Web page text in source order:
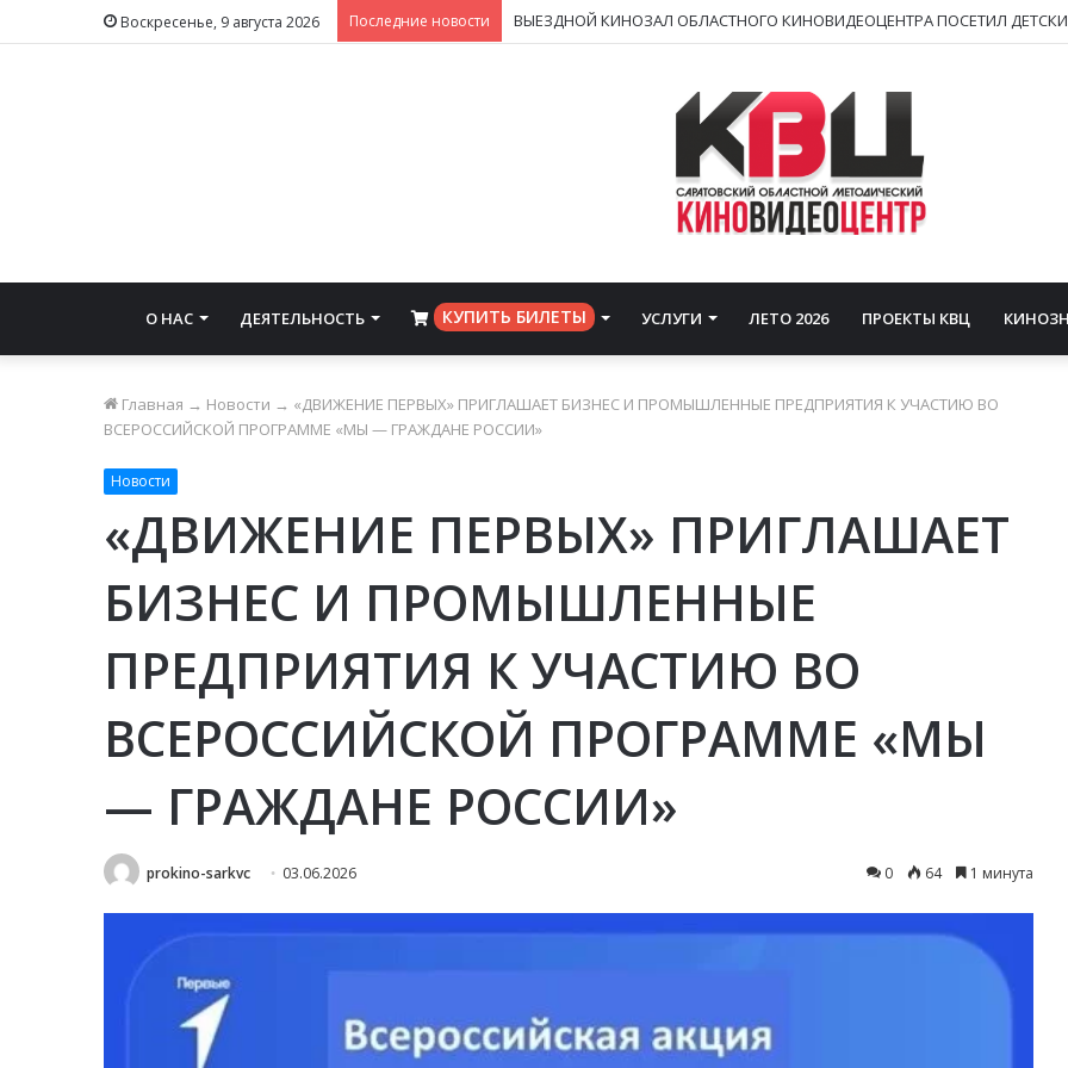
Воскресенье, 9 августа 2026 Последние новости
О НАС ДЕЯТЕЛЬНОСТЬ ⠀КУПИТЬ БИЛЕТЫ УСЛУГИ ЛЕТО 2026 ПРОЕКТЫ КВЦ
Главная → Новости → «ДВИЖЕНИЕ ПЕРВЫХ» ПРИГЛАШАЕТ БИЗНЕС И ПРОМЫШЛЕННЫЕ ПРЕДПРИЯТИЯ К УЧАСТИЮ ВО
ВСЕРОССИЙСКОЙ ПРОГРАММЕ «МЫ — ГРАЖДАНЕ РОССИИ»
Новости
«ДВИЖЕНИЕ ПЕРВЫХ» ПРИГЛАШАЕТ
БИЗНЕС И ПРОМЫШЛЕННЫЕ
ПРЕДПРИЯТИЯ К УЧАСТИЮ ВО
ВСЕРОССИЙСКОЙ ПРОГРАММЕ «МЫ
— ГРАЖДАНЕ РОССИИ»
prokino-sarkvc 03.06.2026 0 64 1 минута